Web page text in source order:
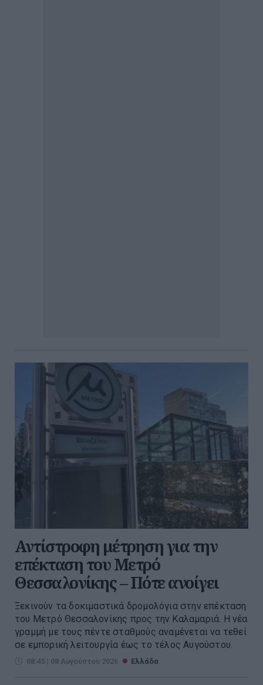
Αντίστροφη μέτρηση για την
επέκταση του Μετρό
Θεσσαλονίκης – Πότε ανοίγει
Ξεκινούν τα δοκιμαστικά δρομολόγια στην επέκταση
του Μετρό Θεσσαλονίκης προς την Καλαμαριά. Η νέα
γραμμή με τους πέντε σταθμούς αναμένεται να τεθεί
σε εμπορική λειτουργία έως το τέλος Αυγούστου.
08:45 | 08 Αυγούστου 2026 Ελλάδα